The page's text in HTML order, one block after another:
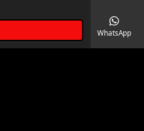
WhatsApp